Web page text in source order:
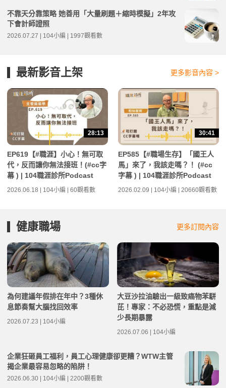
不靠天分靠策略 她善用「大量刷題＋縮時模擬」2年攻
下會計師證照
2026.07.27 | 104小編 | 1997觀看數
最新影音上架 更多影音內容 >
28:13
EP619【#職涯】小心！無可取
代，反而讓你無法接班！(#cc字
幕 ) | 104職涯診所Podcast
2026.06.18 | 104小編 | 60觀看數
30:41
EP585【#職場生存】「國王人
馬」來了，我該走嗎？！ (#cc
字幕 ) | 104職涯診所Podcast
2026.02.09 | 104小編 | 20660觀看數
健康職場 更多訂閱內容
為何建議年假排在年中？3種休
息節奏幫大腦找回效率
2026.07.23 | 104小編
大豆沙拉油驗出一級致癌物苯駢
芘！專家：不必恐慌，重點是減
少長期暴露
2026.07.06 | 104小編
企業狂砸員工福利，員工心理健康卻更糟？WTW主管
揭企業最容易忽略的陷阱！
2026.06.30 | 104小編 | 2200觀看數